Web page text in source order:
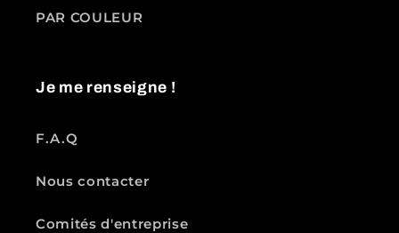
PAR COULEUR
Je me renseigne !
F.A.Q
Nous contacter
Comités d'entreprise